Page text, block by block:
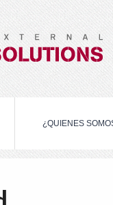
¿QUIENES